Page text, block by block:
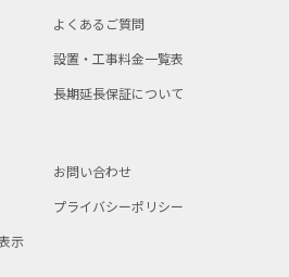
よくあるご質問
設置・工事料金一覧表
長期延長保証について
お問い合わせ
プライバシーポリシー
示